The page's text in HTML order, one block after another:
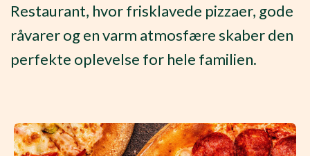
Restaurant, hvor frisklavede pizzaer, gode
råvarer og en varm atmosfære skaber den
perfekte oplevelse for hele familien.